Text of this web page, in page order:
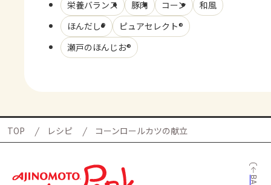
栄養バランス 豚肉 コーン
和風
ほんだし®
ピュアセレクト®
瀬戸のほんじお®
TOP レシピ コーンロールカツの献立